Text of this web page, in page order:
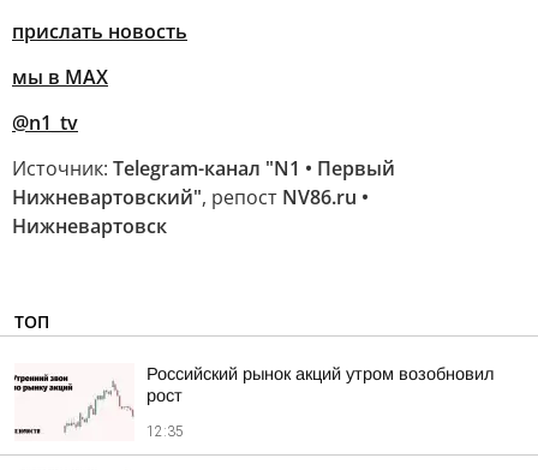
прислать новость
мы в МАХ
@n1_tv
Источник: Telegram-канал "N1 • Первый
Нижневартовский", репост NV86.ru •
Нижневартовск
ТОП
Российский рынок акций утром возобновил
рост
12:35